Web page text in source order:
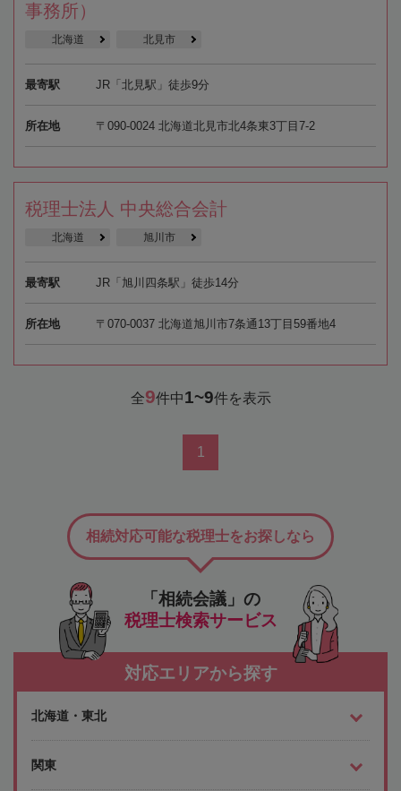
事務所）
北海道 北見市
最寄駅 JR「北見駅」徒歩9分
所在地 〒090-0024 北海道北見市北4条東3丁目7-2
税理士法人 中央総合会計
北海道 旭川市
最寄駅 JR「旭川四条駅」徒歩14分
所在地 〒070-0037 北海道旭川市7条通13丁目59番地4
全9件中1~9件を表示
1
「相続会議」の
税理士検索サービス
相続対応可能な税理士をお探しなら
対応エリアから探す
北海道・東北
関東